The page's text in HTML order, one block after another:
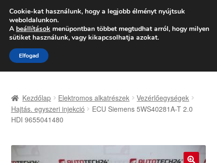
SZÁLLÍTÁS 2618 Ft-tól
Hétfő-Péntek 9:00–16:0006 80 088 054
Ugrás
a
navigációhoz
Kilépés
a
tartalomba
Adatvédelmi irányelvek
Kapcsolatba lépni
Kezdőlap Elektromos alkatrészek
Vezérlőegységek
Hajtás. egyszeri injekció
ECU Siemens 5WS40281A-T 2.0
HDI 9655041480
Cookie-kat használunk, hogy a legjobb élményt nyújtsuk
weboldalunkon.
A beállítások menüpontban többet megtudhat arról, hogy milyen
sütiket használunk, vagy kikapcsolhatja azokat.
Elfogad